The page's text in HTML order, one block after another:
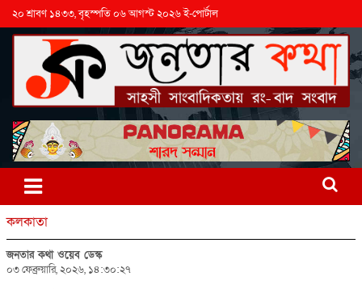
২০ শ্রাবণ ১৪৩৩, বৃহস্পতি ০৬ আগস্ট ২০২৬ ই-পোর্টাল
কলকাতা
জনতার কথা ওয়েব ডেস্ক
০৩ ফেব্রুয়ারি, ২০২৬, ১৪:৩০:২৭